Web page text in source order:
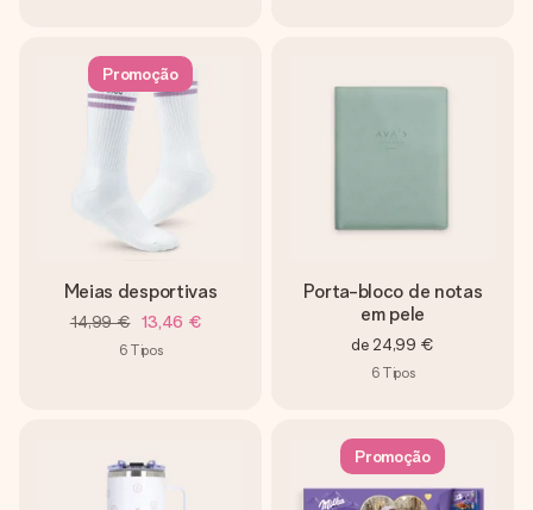
Promoção
Meias desportivas
14,99 € 13,46 €
6 Tipos
Porta-bloco de notas
em pele
de 24,99 €
6 Tipos
Promoção